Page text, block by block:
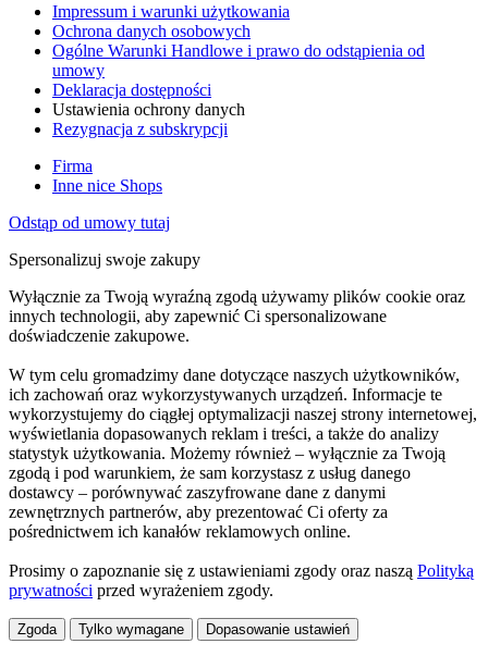
Impressum i warunki użytkowania
Ochrona danych osobowych
Ogólne Warunki Handlowe i prawo do odstąpienia od
umowy
Deklaracja dostępności
Ustawienia ochrony danych
Rezygnacja z subskrypcji
Firma
Inne nice Shops
Odstąp od umowy tutaj
Spersonalizuj swoje zakupy
Wyłącznie za Twoją wyraźną zgodą używamy plików cookie oraz
innych technologii, aby zapewnić Ci spersonalizowane
doświadczenie zakupowe.
W tym celu gromadzimy dane dotyczące naszych użytkowników,
ich zachowań oraz wykorzystywanych urządzeń. Informacje te
wykorzystujemy do ciągłej optymalizacji naszej strony internetowej,
wyświetlania dopasowanych reklam i treści, a także do analizy
statystyk użytkowania. Możemy również – wyłącznie za Twoją
zgodą i pod warunkiem, że sam korzystasz z usług danego
dostawcy – porównywać zaszyfrowane dane z danymi
zewnętrznych partnerów, aby prezentować Ci oferty za
pośrednictwem ich kanałów reklamowych online.
Prosimy o zapoznanie się z ustawieniami zgody oraz naszą Polityką
prywatności przed wyrażeniem zgody.
Zgoda Tylko wymagane Dopasowanie ustawień